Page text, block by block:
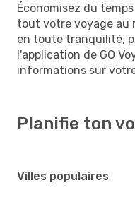
Économisez du
tout votre voyage au
en toute tranquilité,
l'application de GO
informations sur
Planifie ton
Villes populaires